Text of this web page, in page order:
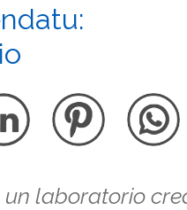
un laboratorio